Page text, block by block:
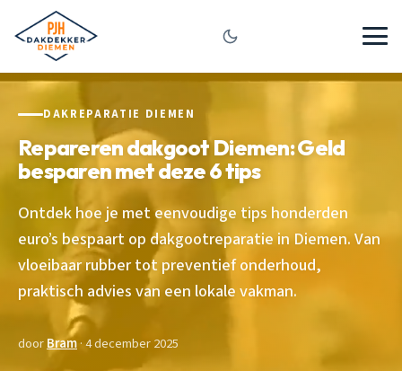
DAKREPARATIE DIEMEN
Repareren dakgoot Diemen: Geld
besparen met deze 6 tips
Ontdek hoe je met eenvoudige tips honderden
euro’s bespaart op dakgootreparatie in Diemen. Van
vloeibaar rubber tot preventief onderhoud,
praktisch advies van een lokale vakman.
doorBram· 4 december 2025